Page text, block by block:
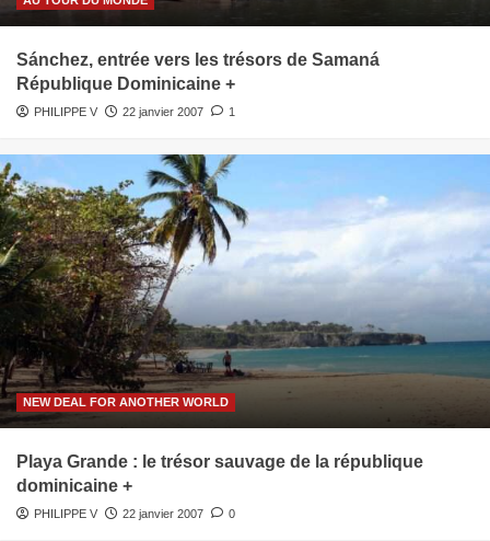
Sánchez, entrée vers les trésors de Samaná
République Dominicaine +
PHILIPPE V 22 janvier 2007 1
NEW DEAL FOR ANOTHER WORLD
Playa Grande : le trésor sauvage de la république
dominicaine +
PHILIPPE V 22 janvier 2007 0